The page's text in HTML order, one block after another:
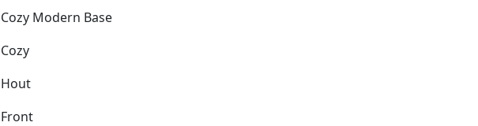
Cozy Modern Base
Cozy
Hout
Front